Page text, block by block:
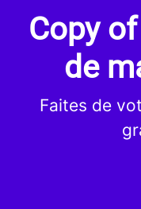
Copy
de
Faites de